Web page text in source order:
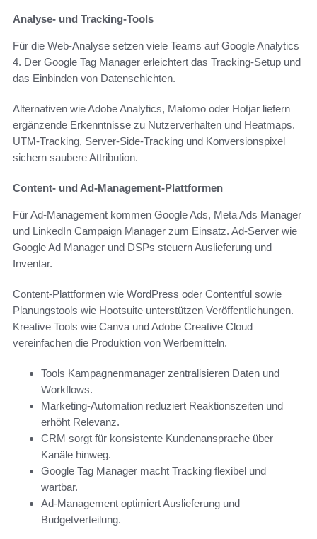
Analyse- und Tracking-Tools
Für die Web-Analyse setzen viele Teams auf Google Analytics
4. Der Google Tag Manager erleichtert das Tracking-Setup und
das Einbinden von Datenschichten.
Alternativen wie Adobe Analytics, Matomo oder Hotjar liefern
ergänzende Erkenntnisse zu Nutzerverhalten und Heatmaps.
UTM-Tracking, Server-Side-Tracking und Konversionspixel
sichern saubere Attribution.
Content- und Ad-Management-Plattformen
Für Ad-Management kommen Google Ads, Meta Ads Manager
und LinkedIn Campaign Manager zum Einsatz. Ad-Server wie
Google Ad Manager und DSPs steuern Auslieferung und
Inventar.
Content-Plattformen wie WordPress oder Contentful sowie
Planungstools wie Hootsuite unterstützen Veröffentlichungen.
Kreative Tools wie Canva und Adobe Creative Cloud
vereinfachen die Produktion von Werbemitteln.
Tools Kampagnenmanager zentralisieren Daten und
Workflows.
Marketing-Automation reduziert Reaktionszeiten und
erhöht Relevanz.
CRM sorgt für konsistente Kundenansprache über
Kanäle hinweg.
Google Tag Manager macht Tracking flexibel und
wartbar.
Ad-Management optimiert Auslieferung und
Budgetverteilung.